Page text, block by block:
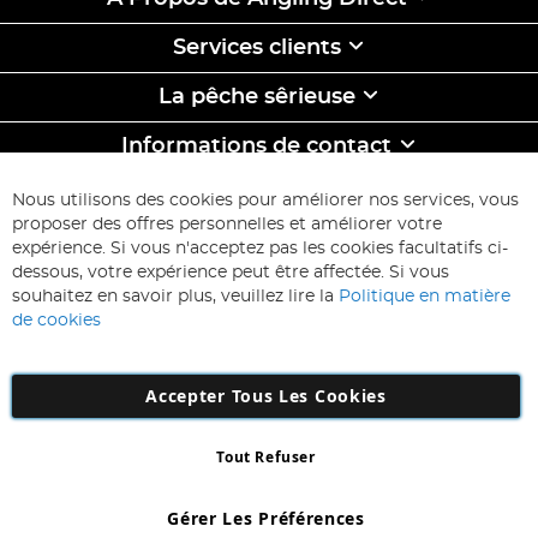
Services clients
La pêche sêrieuse
Informations de contact
ABONNEZ-VOUS & ECONOMISEZ
Inscription
à
d’information
:
Inscription
Number: 863029607
Nous utilisons des cookies pour améliorer nos services, vous
proposer des offres personnelles et améliorer votre
expérience. Si vous n'acceptez pas les cookies facultatifs ci-
dessous, votre expérience peut être affectée. Si vous
souhaitez en savoir plus, veuillez lire la Politique en matière
de cookies
Accepter Tous Les Cookies
Gérer Les Préférences
Tout Refuser